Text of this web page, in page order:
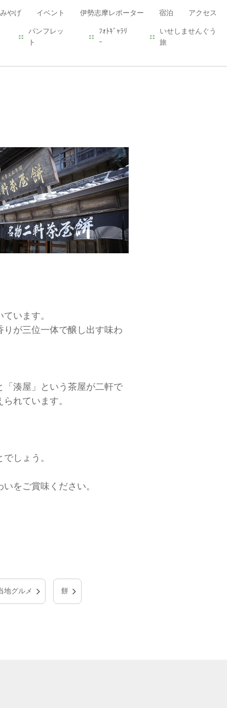
やげ イベント 伊勢志摩レポーター 宿泊 アクセス
パンフレッ
ト
ﾌｫﾄｷﾞｬﾗﾘ
ｰ
いせしませんぐう
旅
います。
が三位一体で醸し出す味わ
「湊屋」という茶屋が二軒で
れています。
しょう。
をご賞味ください。
地グルメ 餅